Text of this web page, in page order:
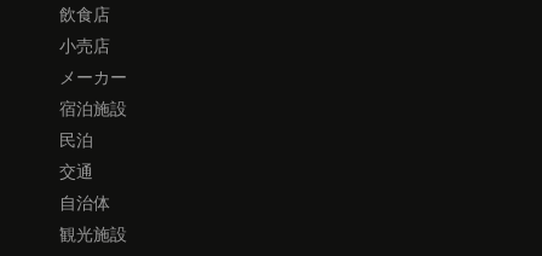
飲食店
小売店
メーカー
宿泊施設
民泊
交通
自治体
観光施設